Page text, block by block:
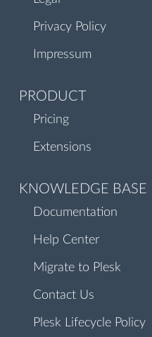
Privacy Policy
Impressum
PRODUCT
Pricing
Extensions
KNOWLEDGE BASE
Documentation
Help Center
Migrate to Plesk
Contact Us
Plesk Lifecycle Policy